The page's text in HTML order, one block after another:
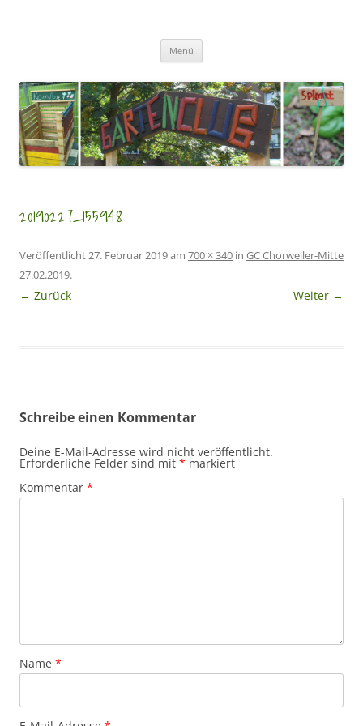
Menü
20190227_155948
Veröffentlicht27. Februar 2019am 700 × 340 in GC Chorweiler-Mitte
27.02.2019.
← Zurück Weiter →
Schreibe einen Kommentar
Deine E-Mail-Adresse wird nicht veröffentlicht.
Erforderliche Felder sind mit * markiert
Kommentar *
Name *